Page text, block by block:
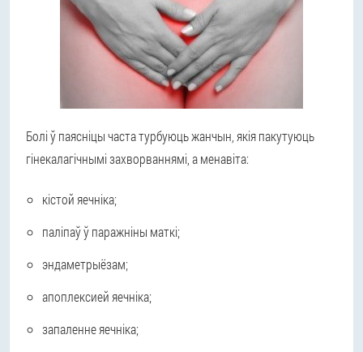
Болі ў паясніцы часта турбуюць жанчын, якія пакутуюць
гінекалагічнымі захворваннямі, а менавіта:
кістой яечніка;
паліпаў ў паражніны маткі;
эндаметрыёзам;
апоплексией яечніка;
запаленне яечніка;